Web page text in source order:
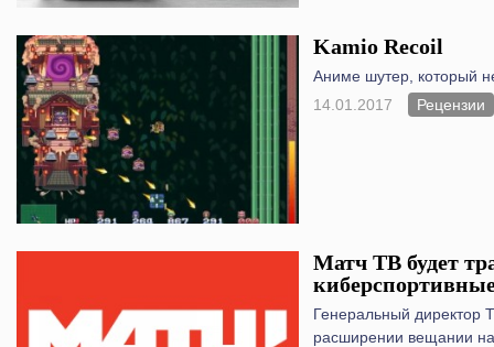
Kamio Recoil
Аниме шутер, который
14.01.2017
Рецензии
Матч ТВ будет
Генеральный директор
расширении вещании